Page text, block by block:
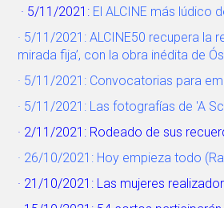
· 5/11/2021: El ALCINE más lúdico
· 5/11/2021: ALCINE50 recupera la
mirada fija’, con la obra inédita de
· 5/11/2021: Convocatorias para
· 5/11/2021: Las fotografías de 'A
· 2/11/2021: Rodeado de sus
· 26/10/2021: Hoy empieza todo
· 21/10/2021: Las mujeres